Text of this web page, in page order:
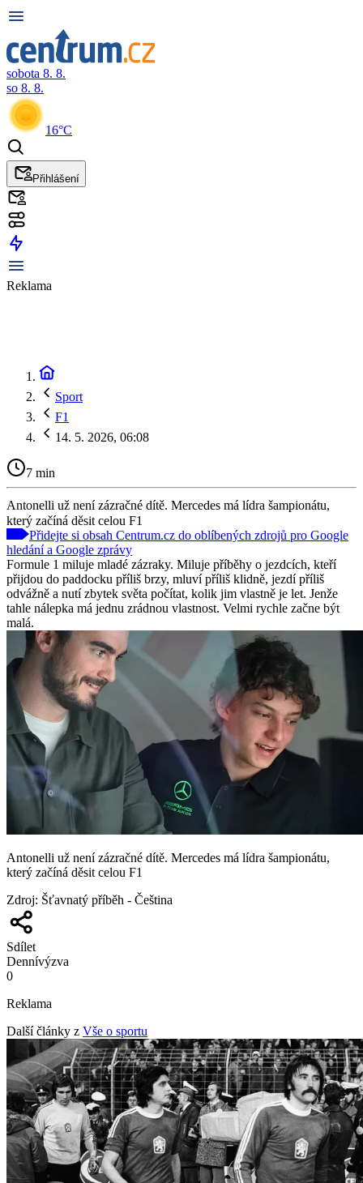
sobota 8. 8.
so 8. 8.
16°C
Přihlášení
Reklama
Sport
F1
14. 5. 2026, 06:08
7 min
Antonelli už není zázračné dítě. Mercedes má lídra šampionátu,
který začíná děsit celou F1
Přidejte si obsah Centrum.cz do oblíbených zdrojů pro Google
hledání a Google zprávy
Formule 1 miluje mladé zázraky. Miluje příběhy o jezdcích, kteří
přijdou do paddocku příliš brzy, mluví příliš klidně, jezdí příliš
odvážně a nutí zbytek světa počítat, kolik jim vlastně je let. Jenže
tahle nálepka má jednu zrádnou vlastnost. Velmi rychle začne být
malá.
Antonelli už není zázračné dítě. Mercedes má lídra šampionátu,
který začíná děsit celou F1
Zdroj: Šťavnatý příběh - Čeština
Sdílet
Dennívýzva
0
Reklama
Další články z Vše o sportu